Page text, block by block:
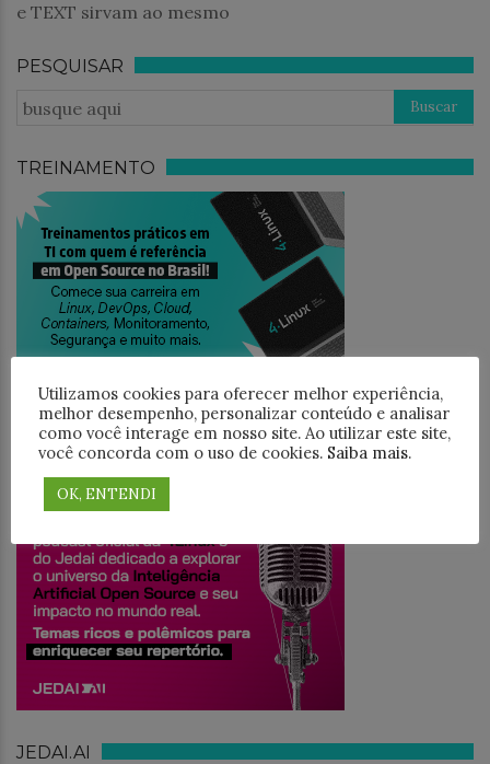
e TEXT sirvam ao mesmo
PESQUISAR
TREINAMENTO
JEDAICAST
JEDAI.AI
Utilizamos cookies para oferecer melhor experiência,
melhor desempenho, personalizar conteúdo e analisar
como você interage em nosso site. Ao utilizar este site,
você concorda com o uso de cookies. Saiba mais.
OK, ENTENDI